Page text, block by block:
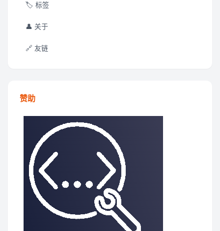
🏷️ 标签
👤 关于
🔗 友链
赞助